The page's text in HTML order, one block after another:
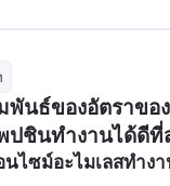
พันธ์ของอัตราขอ
ปชินทํางานได้ดี
นไซม์อะไมเลสทําง